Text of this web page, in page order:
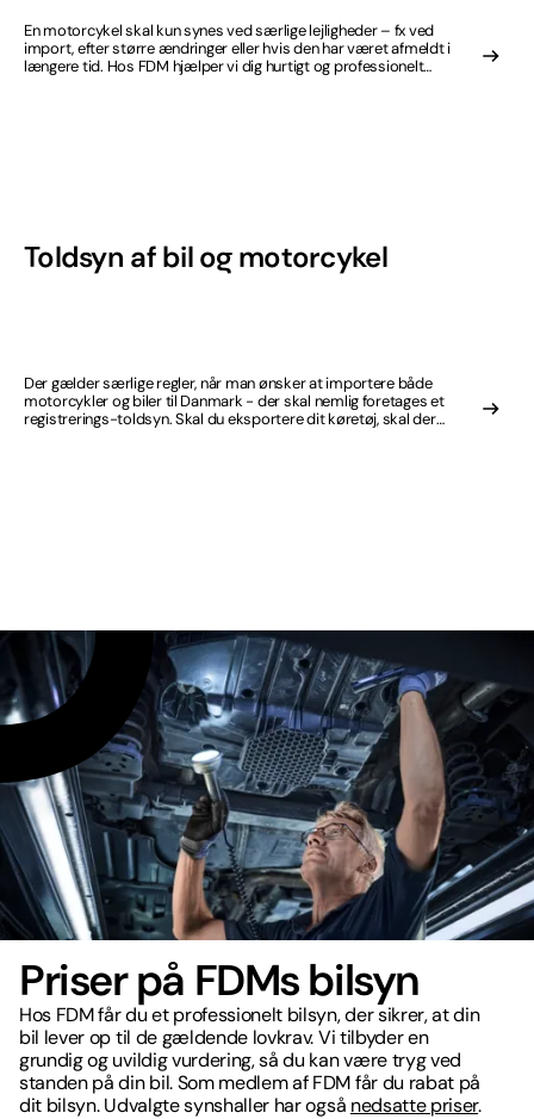
En motorcykel skal kun synes ved særlige lejligheder – fx ved
import, efter større ændringer eller hvis den har været afmeldt i
længere tid. Hos FDM hjælper vi dig hurtigt og professionelt
Toldsyn af bil og motorcykel
Der gælder særlige regler, når man ønsker at importere både
motorcykler og biler til Danmark - der skal nemlig foretages et
registrerings-toldsyn. Skal du eksportere dit køretøj, skal der
Priser på FDMs bilsyn
Hos FDM får du et professionelt bilsyn, der sikrer, at din
bil lever op til de gældende lovkrav. Vi tilbyder en
grundig og uvildig vurdering, så du kan være tryg ved
standen på din bil. Som medlem af FDM får du rabat på
dit bilsyn. Udvalgte synshaller har også nedsatte priser.